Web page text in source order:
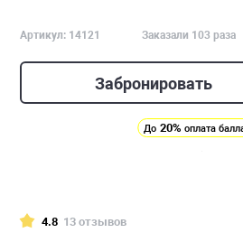
Артикул: 14121 Заказали 103 раза
Забронировать
До 20% оплата
4.8 13 отзывов